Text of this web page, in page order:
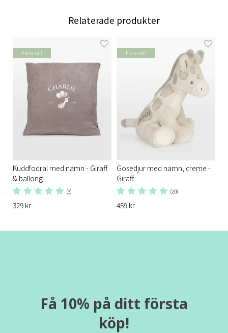
Relaterade produkter
Flera val!
Kuddfodral med namn - Giraff
& ballong
(3)
329 kr
Flera val!
Gosedjur med namn, creme -
Giraff
(20)
459 kr
Få 10% på ditt första
köp!